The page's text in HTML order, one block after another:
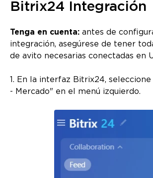
Bitrix24 Integración
Tenga en cuenta: antes de
integración, asegúrese de tener
de avito necesarias conectadas en
1. En la interfaz Bitrix24,
- Mercado" en el menú izquierdo.